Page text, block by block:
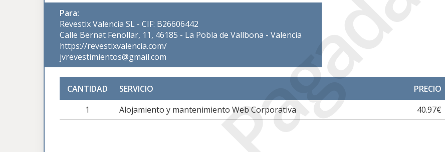
Para:
Revestix Valencia SL - CIF: B26606442
Calle Bernat Fenollar, 11, 46185 - La Pobla de Vallbona - Valencia
https://revestixvalencia.com/
jvrevestimientos@gmail.com
CANTIDAD SERVICIO PRECIO
1
Alojamiento y mantenimiento Web Corporativa 40.97€